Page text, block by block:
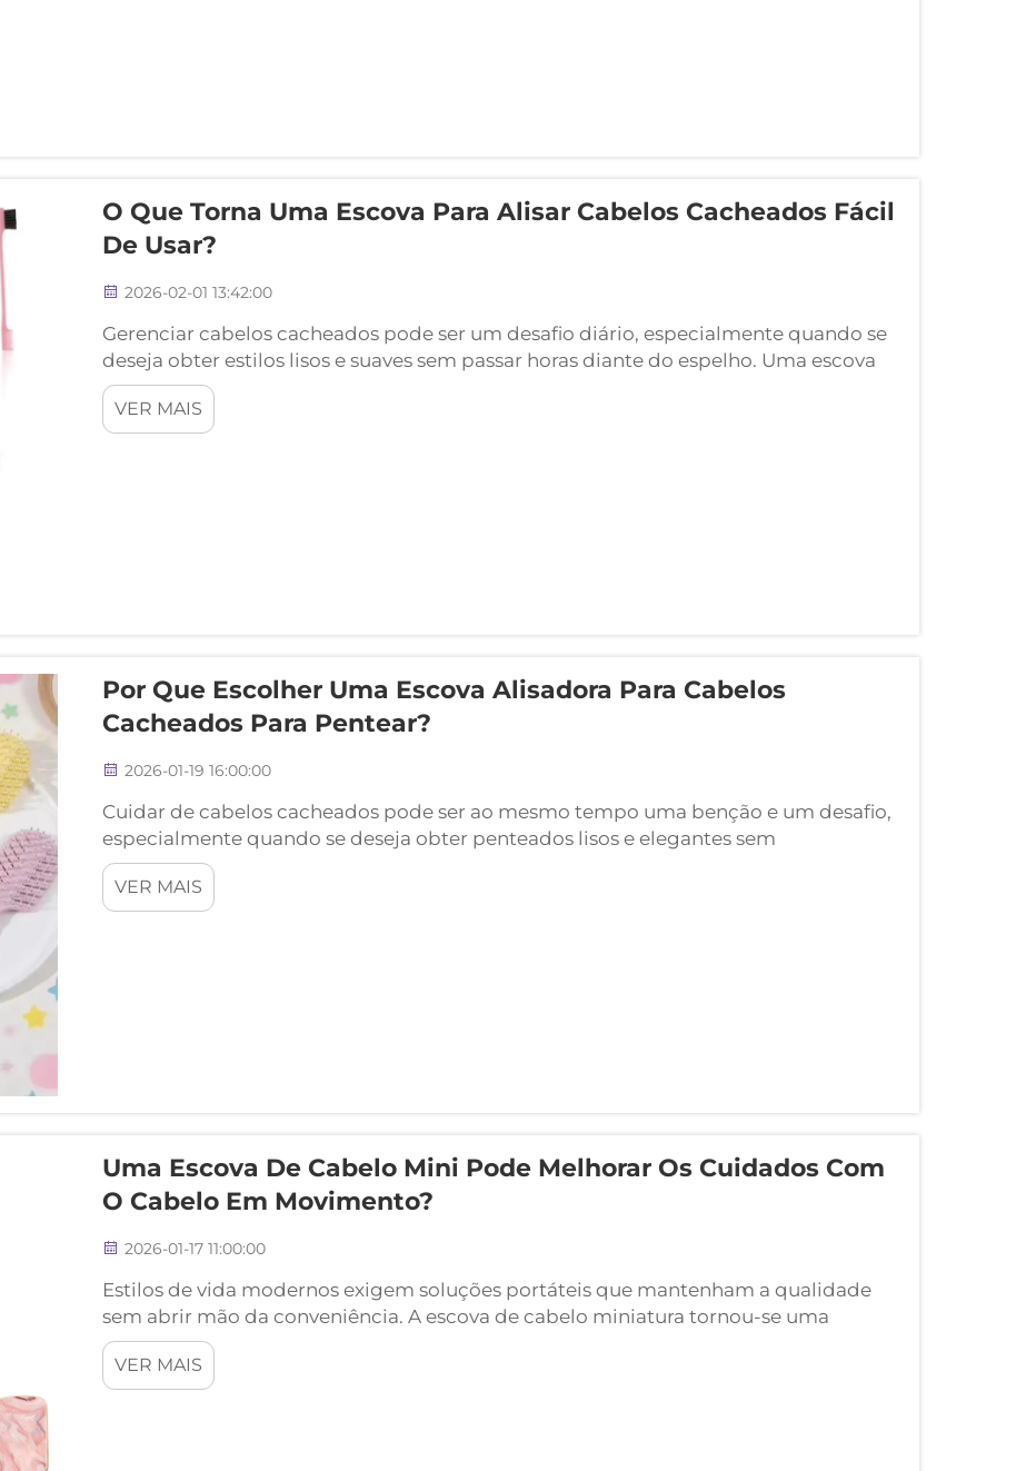
O Que Torna Uma Escova Para Alisar Cabelos Cacheados Fácil
De Usar?
2026-02-01 13:42:00
Gerenciar cabelos cacheados pode ser um desafio diário, especialmente quando se
deseja obter estilos lisos e suaves sem passar horas diante do espelho. Uma escova
alisadora para cabelos cacheados oferece uma solução revolucionária que combina
a conveniência de...
VER MAIS
Por Que Escolher Uma Escova Alisadora Para Cabelos
Cacheados Para Pentear?
2026-01-19 16:00:00
Cuidar de cabelos cacheados pode ser ao mesmo tempo uma benção e um desafio,
especialmente quando se deseja obter penteados lisos e elegantes sem
comprometer a saúde dos fios. A escova alisadora para cabelos cacheados
revolucionária surgiu como uma ferramenta inovadora que combina...
VER MAIS
Uma Escova De Cabelo Mini Pode Melhorar Os Cuidados Com
O Cabelo Em Movimento?
2026-01-17 11:00:00
Estilos de vida modernos exigem soluções portáteis que mantenham a qualidade
sem abrir mão da conveniência. A escova de cabelo miniatura tornou-se uma
ferramenta essencial para pessoas que priorizam os cuidados capilares enquanto
gerenciam agendas agitadas. Seja viajando a negócios ou...
VER MAIS